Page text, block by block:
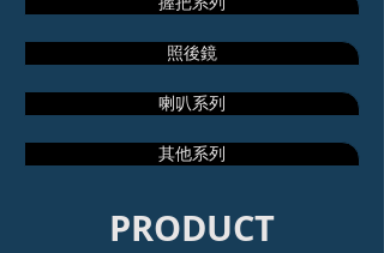
照後鏡
喇叭系列
其他系列
PRODUCT
方向燈轉